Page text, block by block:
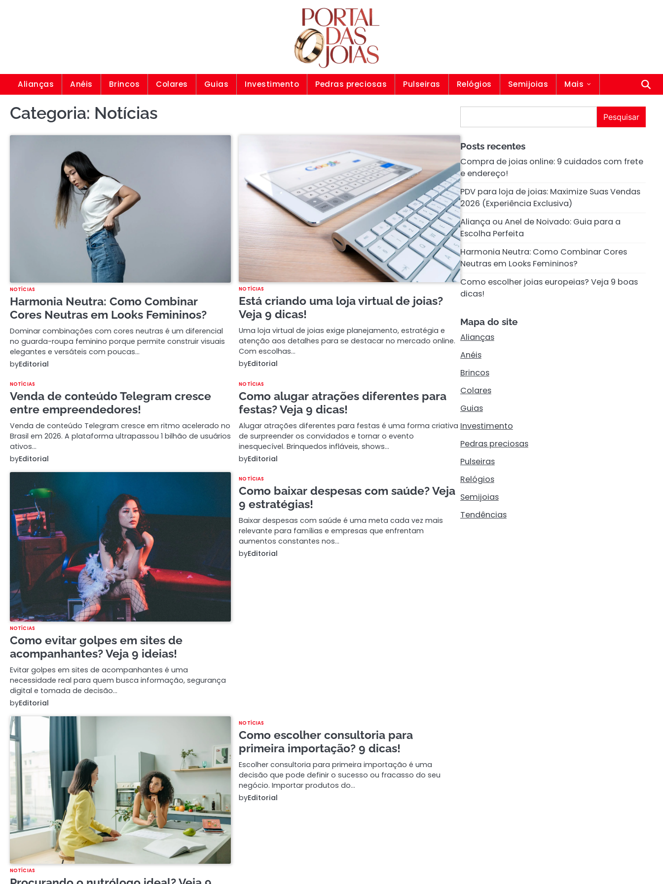
Alianças Anéis Brincos Colares Guias Investimento Pedras preciosas Pulseiras Relógios Semijoias Mais
Categoria: Notícias
NOTÍCIAS
Harmonia Neutra: Como Combinar
Cores Neutras em Looks Femininos?
Dominar combinações com cores neutras é um diferencial
no guarda-roupa feminino porque permite construir visuais
elegantes e versáteis com poucas…
byEditorial
NOTÍCIAS
Está criando uma loja virtual de joias?
Veja 9 dicas!
Uma loja virtual de joias exige planejamento, estratégia e
atenção aos detalhes para se destacar no mercado online.
Com escolhas…
byEditorial
NOTÍCIAS
Venda de conteúdo Telegram cresce
entre empreendedores!
Venda de conteúdo Telegram cresce em ritmo acelerado no
Brasil em 2026. A plataforma ultrapassou 1 bilhão de usuários
ativos…
byEditorial
NOTÍCIAS
Como alugar atrações diferentes para
festas? Veja 9 dicas!
Alugar atrações diferentes para festas é uma forma criativa
de surpreender os convidados e tornar o evento
inesquecível. Brinquedos infláveis, shows…
byEditorial
NOTÍCIAS
Como evitar golpes em sites de
acompanhantes? Veja 9 ideias!
Evitar golpes em sites de acompanhantes é uma
necessidade real para quem busca informação, segurança
digital e tomada de decisão…
byEditorial
NOTÍCIAS
Como baixar despesas com saúde? Veja
9 estratégias!
Baixar despesas com saúde é uma meta cada vez mais
relevante para famílias e empresas que enfrentam
aumentos constantes nos…
byEditorial
NOTÍCIAS
NOTÍCIAS
Como escolher consultoria para
primeira importação? 9 dicas!
Escolher consultoria para primeira importação é uma
decisão que pode definir o sucesso ou fracasso do seu
negócio. Importar produtos do…
byEditorial
Pesquisar
Posts recentes
Compra de joias online: 9 cuidados com frete
e endereço!
PDV para loja de joias: Maximize Suas Vendas
2026 (Experiência Exclusiva)
Aliança ou Anel de Noivado: Guia para a
Escolha Perfeita
Harmonia Neutra: Como Combinar Cores
Neutras em Looks Femininos?
Como escolher joias europeias? Veja 9 boas
dicas!
Mapa do site
Alianças
Anéis
Brincos
Colares
Guias
Investimento
Pedras preciosas
Pulseiras
Relógios
Semijoias
Tendências